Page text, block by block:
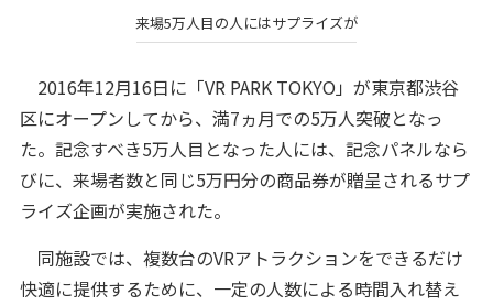
来場5万人目の人にはサプライズが
2016年12月16日に「VR PARK TOKYO」が東京都渋谷
区にオープンしてから、満7ヵ月での5万人突破となっ
た。記念すべき5万人目となった人には、記念パネルなら
びに、来場者数と同じ5万円分の商品券が贈呈されるサプ
ライズ企画が実施された。
同施設では、複数台のVRアトラクションをできるだけ
快適に提供するために、一定の人数による時間入れ替え